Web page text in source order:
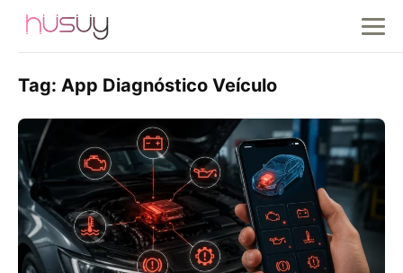
Tag: App Diagnóstico Veículo